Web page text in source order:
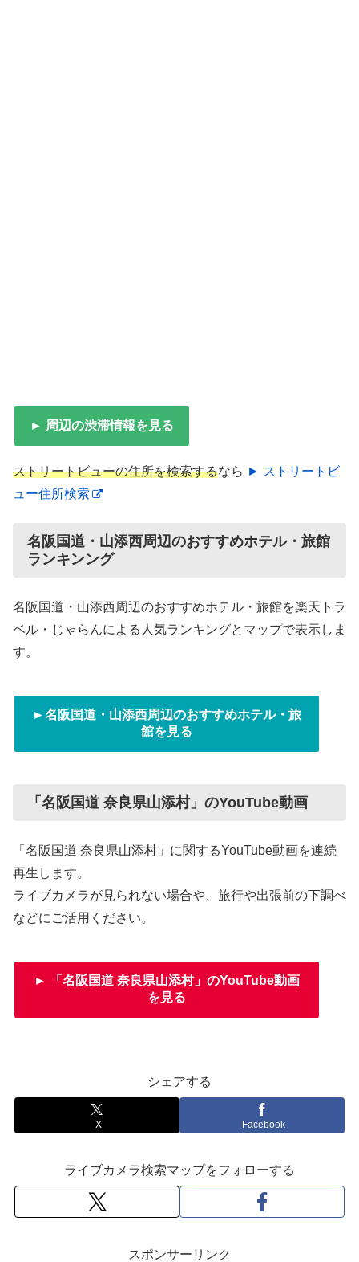
► 周辺の渋滞情報を見る
ストリートビューの住所を検索するなら ► ストリートビ
ュー住所検索
名阪国道・山添西周辺のおすすめホテル・旅館
ランキンング
名阪国道・山添西周辺のおすすめホテル・旅館を楽天トラ
ベル・じゃらんによる人気ランキングとマップで表示しま
す。
►名阪国道・山添西周辺のおすすめホテル・旅
館を見る
「名阪国道 奈良県山添村」のYouTube動画
「名阪国道 奈良県山添村」に関するYouTube動画を連続
再生します。
ライブカメラが見られない場合や、旅行や出張前の下調べ
などにご活用ください。
► 「名阪国道 奈良県山添村」のYouTube動画
を見る
シェアする
X Facebook
ライブカメラ検索マップをフォローする
スポンサーリンク